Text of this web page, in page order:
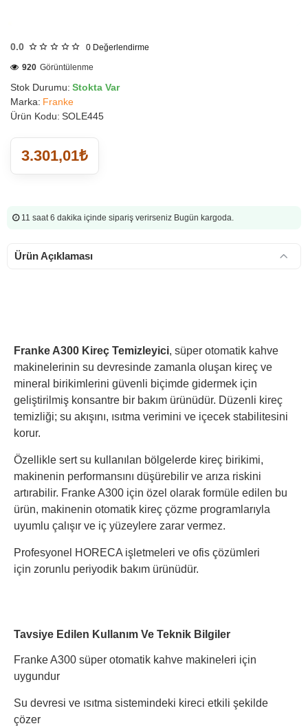
0.0 0 Değerlendirme
Stok Durumu: Stokta Var
Marka: Franke
Ürün Kodu: SOLE445
920 Görüntülenme
3.301,01₺
11 saat 6 dakika içinde sipariş verirseniz Bugün kargoda.
Ürün Açıklaması
Franke A300 Kireç Temizleyici, süper otomatik kahve
makinelerinin su devresinde zamanla oluşan kireç ve
mineral birikimlerini güvenli biçimde gidermek için
geliştirilmiş konsantre bir bakım ürünüdür. Düzenli kireç
temizliği; su akışını, ısıtma verimini ve içecek stabilitesini
korur.
Özellikle sert su kullanılan bölgelerde kireç birikimi,
makinenin performansını düşürebilir ve arıza riskini
artırabilir. Franke A300 için özel olarak formüle edilen bu
ürün, makinenin otomatik kireç çözme programlarıyla
uyumlu çalışır ve iç yüzeylere zarar vermez.
Profesyonel HORECA işletmeleri ve ofis çözümleri
için zorunlu periyodik bakım ürünüdür.
Tavsiye Edilen Kullanım Ve Teknik Bilgiler
Franke A300 süper otomatik kahve makineleri için
uygundur
Su devresi ve ısıtma sistemindeki kireci etkili şekilde
çözer